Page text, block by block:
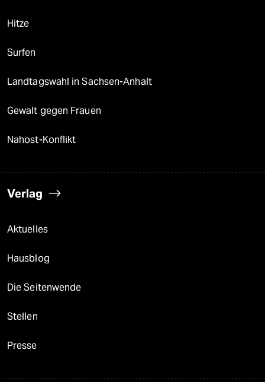
Hitze
Surfen
Landtagswahl in Sachsen-Anhalt
Gewalt gegen Frauen
Nahost-Konflikt
Verlag
Aktuelles
Hausblog
Die Seitenwende
Stellen
Presse